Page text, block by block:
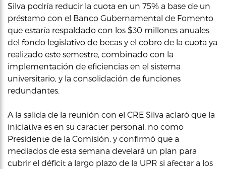
Silva podría reducir la cuota en un 75% a base de un
préstamo con el Banco Gubernamental de Fomento
que estaría respaldado con los $30 millones anuales
del fondo legislativo de becas y el cobro de la cuota ya
realizado este semestre, combinado con la
implementación de eficiencias en el sistema
universitario, y la consolidación de funciones
redundantes.
A la salida de la reunión con el CRE Silva aclaró que la
iniciativa es en su caracter personal, no como
Presidente de la Comisión, y confirmó que a
mediados de esta semana develará un plan para
cubrir el déficit a largo plazo de la UPR si afectar a los